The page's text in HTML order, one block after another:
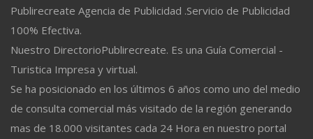
Publirecreate Agencia de Publicidad .Servicio de Publicidad
100% Efectiva.
Nuestro DirectorioPublirecreate. Es una Guía Comercial -
Turistica Impresa y virtual.
Se ha posicionado en los últimos 6 años como uno del medio
de consulta comercial más visitado de la región generando
mas de 18.000 visitantes cada 24 Hora en nuestro portal